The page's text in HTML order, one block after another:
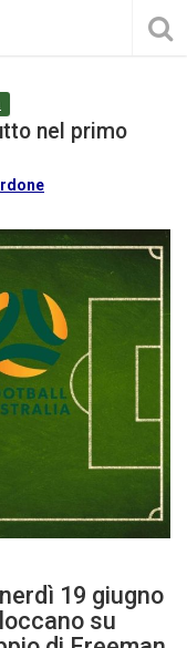
nel primo
19 giugno
su